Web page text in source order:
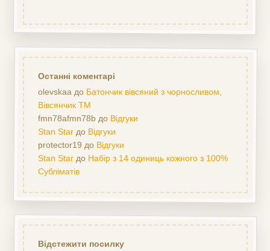
Останні коментарі
olevskaa до Батончик вівсяний з чорносливом,
Вівсянчик ТМ
fmn78afmn78bдо Відгуки
Stan Starдо Відгуки
protector19 до Відгуки
Stan Starдо Набір з 14 одиниць кожного з 100%
Субліматів
Відстежити посилку